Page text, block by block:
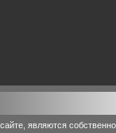
являются